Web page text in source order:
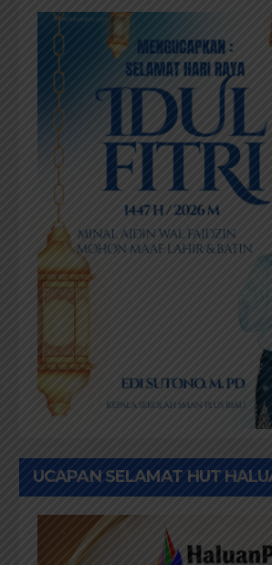
UCAPAN SELAMAT HUT